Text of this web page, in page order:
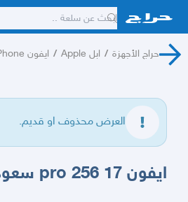
حراج الأجهزة / ابل Apple / ايفون iPhone
العرض محذوف او قديم.
ايفون 17 pro 256 سعودي